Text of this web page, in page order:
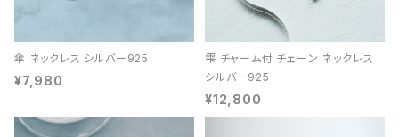
傘 ネックレス シルバー925
¥7,980
雫 チャーム付 チェーン ネックレス
シルバー925
¥12,800